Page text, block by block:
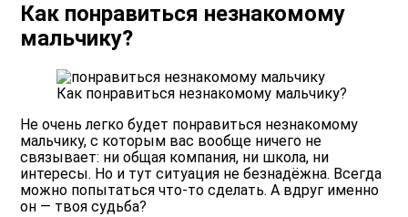
Как понравиться незнакомому
мальчику?
Как понравиться незнакомому мальчику?
Не очень легко будет понравиться незнакомому
мальчику, с которым вас вообще ничего не
связывает: ни общая компания, ни школа, ни
интересы. Но и тут ситуация не безнадёжна. Всегда
можно попытаться что-то сделать. А вдруг именно
он — твоя судьба?